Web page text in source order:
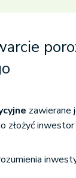
zawierane
złożyć